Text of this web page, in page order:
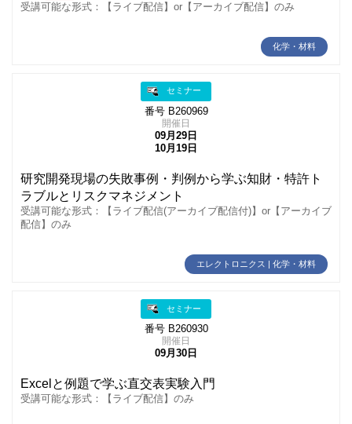
受講可能な形式：【ライブ配信】or【アーカイブ配信】のみ
化学・材料
セミナー
番号 B260969
開催日
09月29日
10月19日
研究開発現場の失敗事例・判例から学ぶ知財・特許ト
ラブルとリスクマネジメント
受講可能な形式：【ライブ配信(アーカイブ配信付)】or【アーカイブ
配信】のみ
エレクトロニクス | 化学・材料
セミナー
番号 B260930
開催日
09月30日
Excelと例題で学ぶ直交表実験入門
受講可能な形式：【ライブ配信】のみ